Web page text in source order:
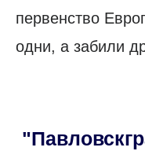
первенство
одни, а забили